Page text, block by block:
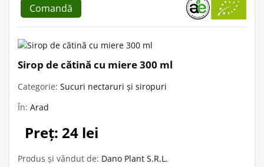
Comandă
Sirop de cătină cu miere 300 ml
Categorie: Sucuri nectaruri și siropuri
În: Arad
Preț: 24 lei
Produs și vândut de: Dano Plant S.R.L.